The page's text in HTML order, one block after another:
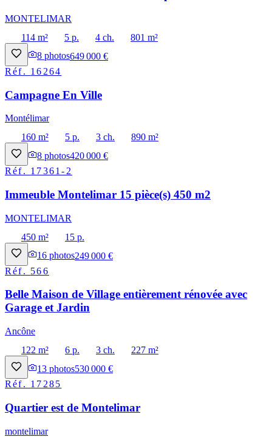
MONTELIMAR
114 m²
5 p. 4 ch.
801 m²
8 photos649 000 €
Réf. 16264
Campagne En Ville
Montélimar
160 m²
5 p. 3 ch.
890 m²
8 photos420 000 €
Réf. 17361-2
Immeuble Montelimar 15 pièce(s) 450 m2
MONTELIMAR
450 m²
15 p.
16 photos249 000 €
Réf. 566
Belle Maison de Village entièrement rénovée avec
Garage et Jardin
Ancône
122 m²
6 p. 3 ch.
227 m²
13 photos530 000 €
Réf. 17285
Quartier est de Montelimar
montelimar